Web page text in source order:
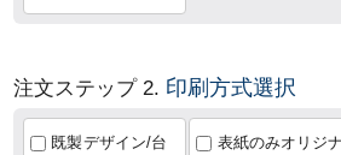
注文ステップ 2. 印刷方式選択
既製デザイン/台
表紙のみオリジナ